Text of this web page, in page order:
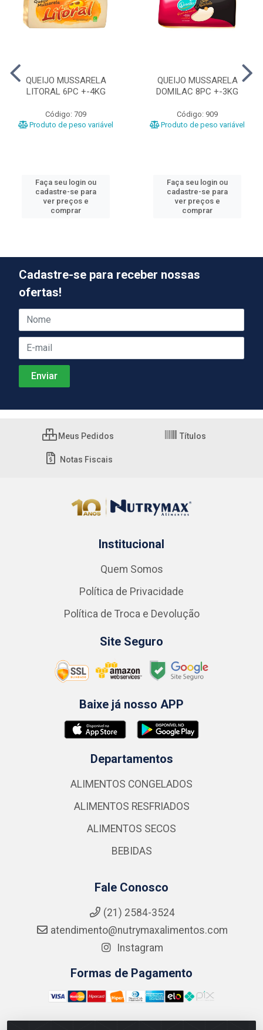
QUEIJO MUSSARELA
LITORAL 6PC +-4KG
Código: 709
Produto de peso variável
Faça seu login ou
cadastre-se para
ver preços e
comprar
QUEIJO MUSSARELA
DOMILAC 8PC +-3KG
Código: 909
Produto de peso variável
Faça seu login ou
cadastre-se para
ver preços e
comprar
Cadastre-se para receber nossas
ofertas!
Meus Pedidos Títulos
Notas Fiscais
Institucional
Quem Somos
Política de Privacidade
Política de Troca e Devolução
Site Seguro
Baixe já nosso APP
Departamentos
ALIMENTOS CONGELADOS
ALIMENTOS RESFRIADOS
ALIMENTOS SECOS
BEBIDAS
Fale Conosco
(21) 2584-3524
atendimento@nutrymaxalimentos.com
Instagram
Formas de Pagamento